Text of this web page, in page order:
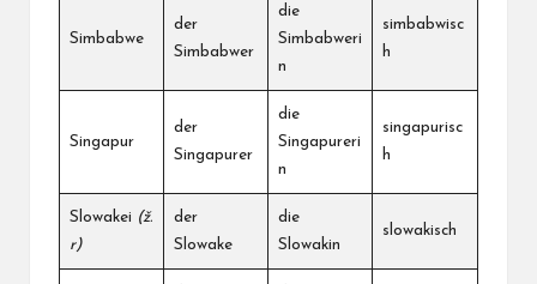
Simbabwe
der
Simbabwer
die
Simbabweri
n
simbabwisc
h
Singapur
der
Singapurer
die
Singapureri
n
singapurisc
h
Slowakei (ž.
r)
der
Slowake
die
Slowakin
slowakisch